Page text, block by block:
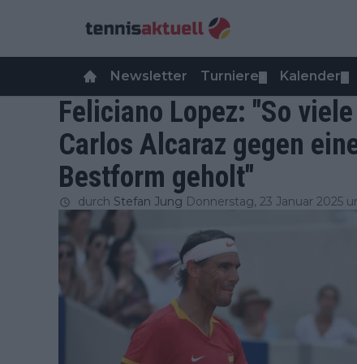
Newsletter Turniere Kalender
Feliciano Lopez: "So
Carlos Alcaraz gegen
Bestform geholt"
durch Stefan Jung Donnerstag, 23 Januar 2025